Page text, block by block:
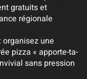
gratuits et
régionale
: organisez une
pizza « apporte-ta-
sans pression